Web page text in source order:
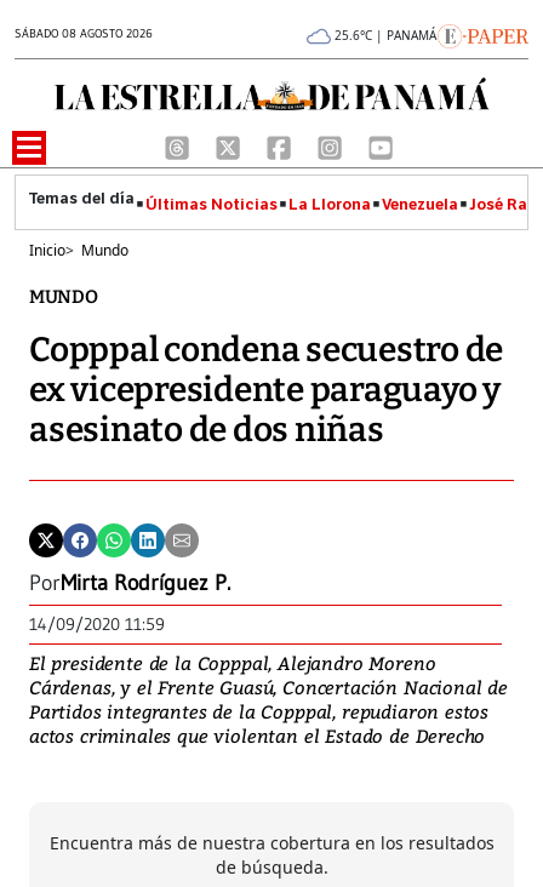
SÁBADO 08 AGOSTO 2026 25.6°C | PANAMÁ
Últimas Noticias La Llorona Venezuela José
Inicio> Mundo
MUNDO
Copppal condena secuestro de
ex vicepresidente paraguayo y
asesinato de dos niñas
PorMirta Rodríguez P.
14/09/2020 11:59
El presidente de la Copppal, Alejandro Moreno
Cárdenas, y el Frente Guasú, Concertación Nacional de
Partidos integrantes de la Copppal, repudiaron estos
actos criminales que violentan el Estado de Derecho
Encuentra más de nuestra cobertura en los resultados
de búsqueda.